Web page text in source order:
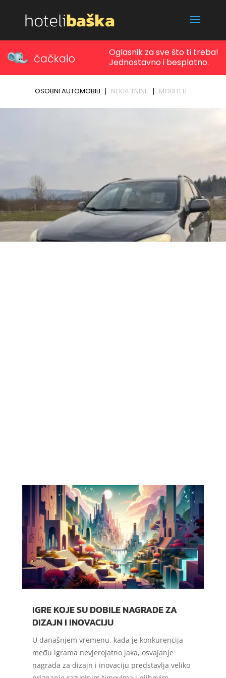
IGRE KOJE SU DOBILE NAGRADE ZA
DIZAJN I INOVACIJU
U današnjem vremenu, kada je konkurencija
među igrama nevjerojatno jaka, osvajanje
nagrada za dizajn i inovaciju predstavlja veliko